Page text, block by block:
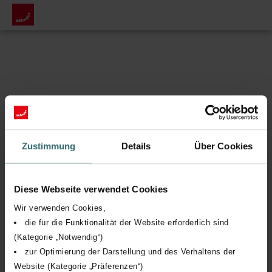
Zustimmung Details Über Cookies
Diese Webseite verwendet Cookies
Wir verwenden Cookies,
die für die Funktionalität der Website erforderlich sind
(Kategorie „Notwendig“)
zur Optimierung der Darstellung und des Verhaltens der
Website (Kategorie „Präferenzen“)